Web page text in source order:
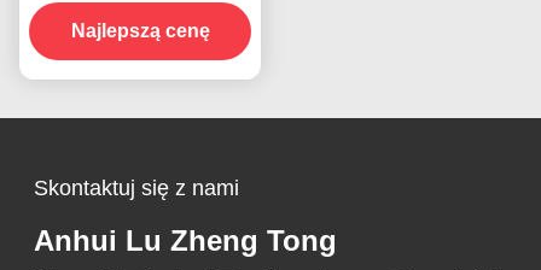
przyczep
Najlepszą cenę
Skontaktuj się z nami
Anhui Lu Zheng Tong